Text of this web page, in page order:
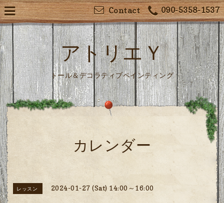
090-5358-1537
Contact
アトリエＹ
トール＆デコラティブペインティング
カレンダー
レッスン 2024-01-27 (Sat) 14:00～16:00